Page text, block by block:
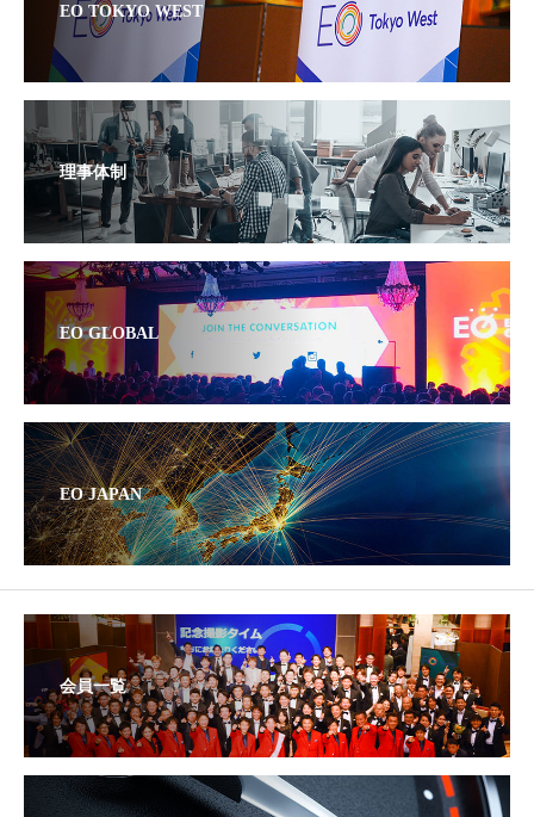
EO TOKYO WEST
理事体制
EO GLOBAL
EO JAPAN
会員一覧